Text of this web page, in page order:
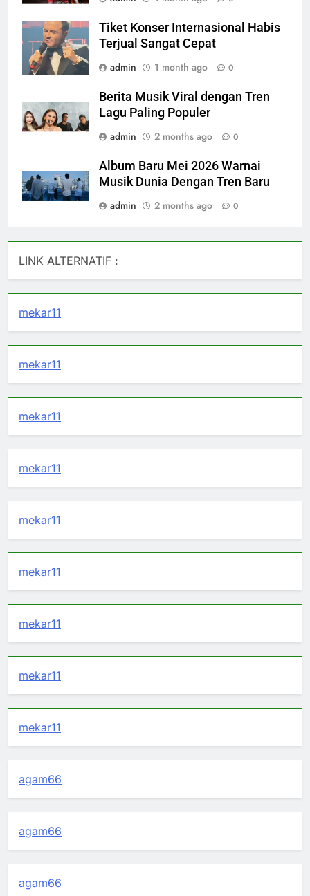
Tiket Konser Internasional Habis
Terjual Sangat Cepat
admin
1 month ago 0
Berita Musik Viral dengan Tren
Lagu Paling Populer
admin
2 months ago 0
Album Baru Mei 2026 Warnai
Musik Dunia Dengan Tren Baru
admin
2 months ago 0
LINK ALTERNATIF :
mekar11
mekar11
mekar11
mekar11
mekar11
mekar11
mekar11
mekar11
mekar11
agam66
agam66
agam66